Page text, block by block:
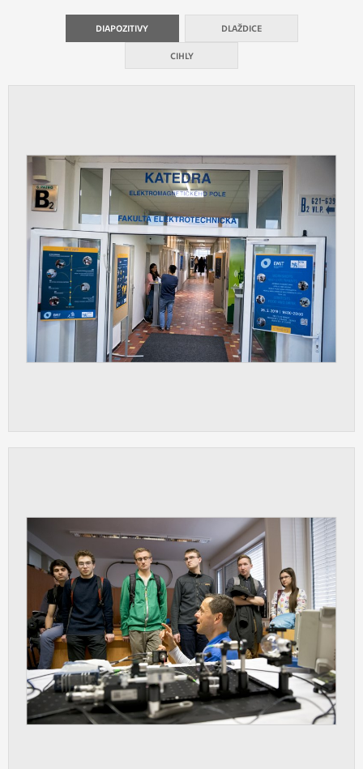
Slouží pro získávání anonymizovaných
statistických údajů, které nám pomáhají
MARKETINGOVÉ
Využívané za účelem zobrazení
správných nabídek a cílení obsahu podle
Vašich preferencí. Zpravidla jde o
cookies systémů třetích stran, které nám
s analýzou uživatelského chování
pomáhají.
OSTATNÍ
přiřazeny do některé z kategorií
uvedených výše.
DIAPOZITIVY DLAŽDICE
CIHLY